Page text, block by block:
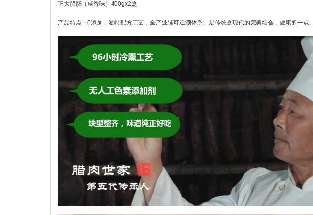
正大腊肠（咸香味）400gx2盒
产品特点：0添加，独特配方工艺，全产业链可追溯体系、是传统盒现代的完美结合，健康多一点。